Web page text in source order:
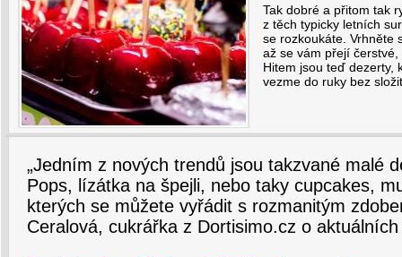
Tak dobré a přitom tak
z těch typicky letních
se rozkoukáte. Vrhněte
až se vám přejí
Hitem jsou teď dezerty,
vezme do ruky bez
„Jedním z nových trendů jsou takzvané malé
Pops, lízátka na špejli, nebo taky cupcakes,
kterých se můžete vyřádit s rozmanitým
Ceralová, cukrářka z Dortisimo.cz o